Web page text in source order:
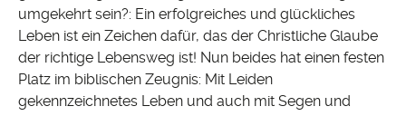
umgekehrt sein?: Ein erfolgreiches und glückliches
Leben ist ein Zeichen dafür, das der Christliche Glaube
der richtige Lebensweg ist! Nun beides hat einen festen
Platz im biblischen Zeugnis: Mit Leiden
gekennzeichnetes Leben und auch mit Segen und